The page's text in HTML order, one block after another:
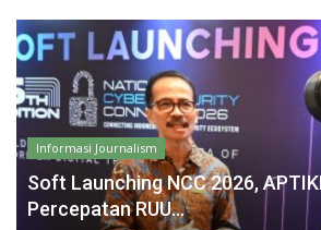
Informasi Journalism
Soft Launching NCC 2026,
Percepatan RUU...